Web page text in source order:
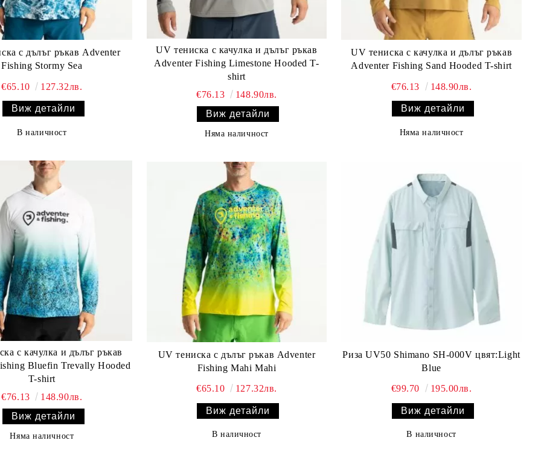
с дълъг ръкав Adventer
Fishing Stormy Sea
€65.10 127.32лв.
Виж детайли
В наличност
UV тениска с качулка и дълъг ръкав
Adventer Fishing Limestone Hooded T-
shirt
€76.13
148.90лв.
Виж детайли
Няма наличност
UV тениска с качулка и дълъг ръкав
Adventer Fishing Sand Hooded T-shirt
€76.13 148.90лв.
Виж детайли
Няма наличност
с качулка и дълъг ръкав
Bluefin Trevally Hooded
T-shirt
€76.13
148.90лв.
Виж детайли
Няма наличност
UV тениска с дълъг ръкав Adventer
Fishing Mahi Mahi
€65.10 127.32лв.
Виж детайли
В наличност
Риза UV50 Shimano SH-000V цвят:Light
Blue
€99.70 195.00лв.
Виж детайли
В наличност